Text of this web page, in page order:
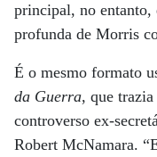
principal, no entanto,
profunda de Morris
É o mesmo formato
da Guerra, que
controverso ex-
Robert McNamara.